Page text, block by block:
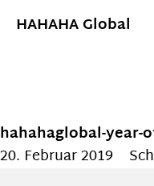
HAHAHA Global
hahahaglobal-
20. Februar 2019